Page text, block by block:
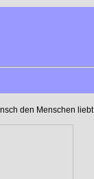
den Menschen